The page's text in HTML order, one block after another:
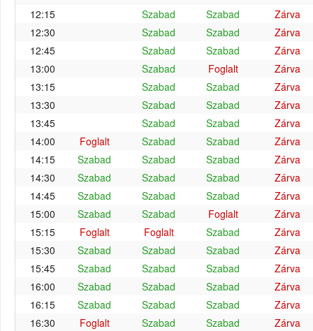
12:15
Szabad Szabad
Zárva
12:30
Szabad Szabad
Zárva
12:45
Szabad Szabad
Zárva
13:00
Szabad Foglalt
Zárva
13:15
Szabad Szabad
Zárva
13:30
Szabad Szabad
Zárva
13:45
Szabad Szabad
Zárva
14:00
Foglalt Szabad Szabad
Zárva
14:15
Szabad Szabad Szabad
Zárva
14:30
Szabad Szabad Szabad
Zárva
14:45
Szabad Szabad Szabad
Zárva
15:00
Szabad Szabad Foglalt
Zárva
15:15
Foglalt Foglalt Szabad
Zárva
15:30
Szabad Szabad Szabad
Zárva
15:45
Szabad Szabad Szabad
Zárva
16:00
Szabad Szabad Szabad
Zárva
16:15
Szabad Szabad Szabad
Zárva
16:30
Foglalt Szabad Szabad
Zárva